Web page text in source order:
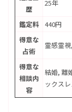
歴
25年
鑑定料
440円
得意な
占術
霊感霊
得意な
相談内
容
結婚, 離
ックス